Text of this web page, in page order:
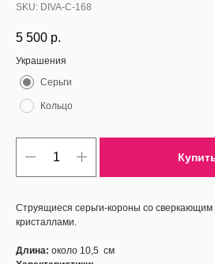
SKU: DIVA-С-168
5 500 р.
Украшения
Cерьги
Кольцо
Струящиеся серьги-короны со
кристаллами.
Длина: около 10,5 см